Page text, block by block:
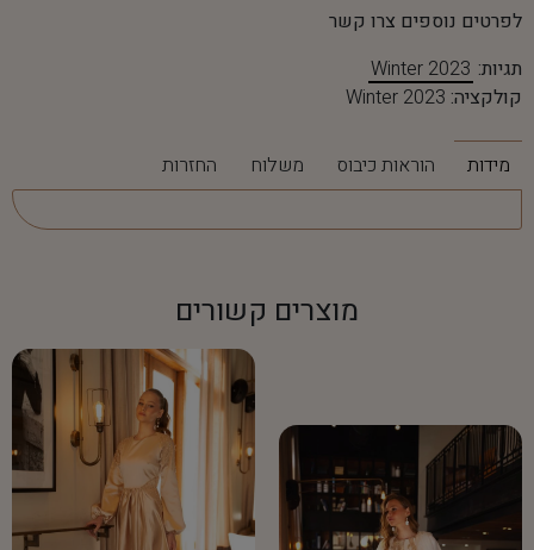
לפרטים נוספים צרו קשר
תגיות: Winter 2023
קולקציה: Winter 2023
מידות הוראות כיבוס משלוח החזרות
מוצרים קשורים